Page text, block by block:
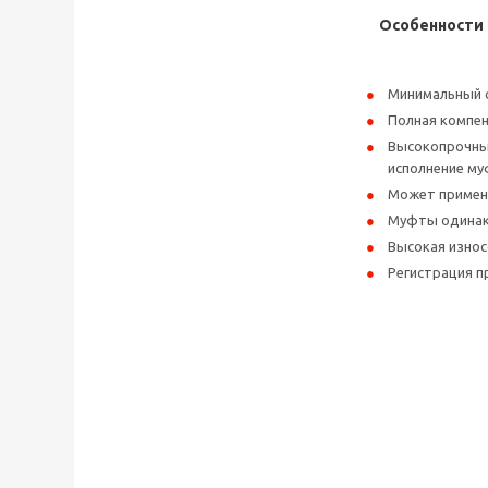
Особенности
Минимальный
Полная
исполнение
Может
Муфты
Высокая
Регистрация